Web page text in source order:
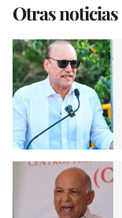
Otras noticias